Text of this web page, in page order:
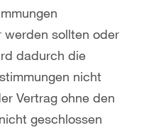
werden sollten oder
dadurch die
nicht
Vertrag ohne den
geschlossen